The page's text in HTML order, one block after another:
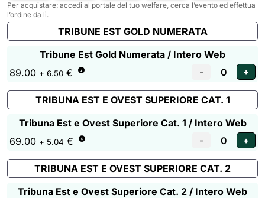
Per acquistare: accedi al portale del tuo welfare, cerca l’evento ed effettua
l’ordine da lì.
TRIBUNE EST GOLD NUMERATA
Tribune Est Gold Numerata / Intero Web
89.00 + 6.50 €
TRIBUNA EST E OVEST SUPERIORE CAT. 1
Tribuna Est e Ovest Superiore Cat. 1 / Intero Web
69.00 + 5.04 €
TRIBUNA EST E OVEST SUPERIORE CAT. 2
Tribuna Est e Ovest Superiore Cat. 2 / Intero Web